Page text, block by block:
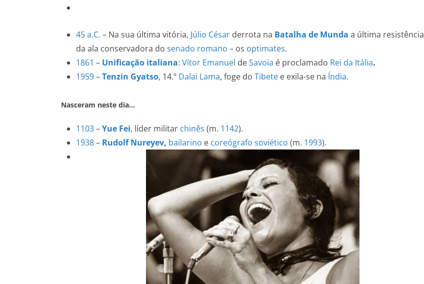
45 a.C. – Na sua última vitória, Júlio César derrota na Batalha de Munda a última resistência
da ala conservadora do senado romano – os optimates.
1861 – Unificação italiana: Vítor Emanuel deSavoia é proclamado Rei da Itália.
1959–Tenzin Gyatso, 14.º Dalai Lama, foge do Tibete e exila-se na Índia.
Nasceram neste dia…
1103–Yue Fei, líder militar chinês (m. 1142).
1938– Rudolf Nureyev, bailarino e coreógrafo soviético (m. 1993).